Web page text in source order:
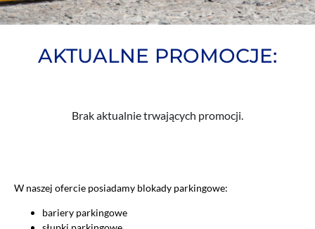
AKTUALNE PROMOCJE:
Brak aktualnie trwających promocji.
W naszej ofercie posiadamy blokady parkingowe:
bariery parkingowe